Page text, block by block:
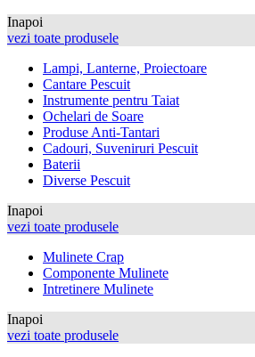
Inapoi
vezi toate produsele
Lampi, Lanterne, Proiectoare
Cantare Pescuit
Instrumente pentru Taiat
Ochelari de Soare
Produse Anti-Tantari
Cadouri, Suveniruri Pescuit
Baterii
Diverse Pescuit
Inapoi
vezi toate produsele
Mulinete Crap
Componente Mulinete
Intretinere Mulinete
Inapoi
vezi toate produsele